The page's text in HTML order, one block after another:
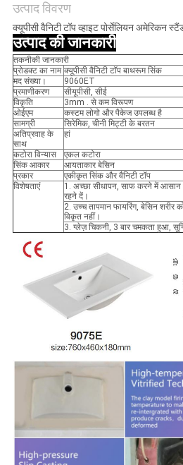
उत्पाद विवरण
क्यूपीसी वैनिटी टॉप व्हाइट पोर्सेलियन अमेरिकन
उत्पाद की जानकारी
तकनीकी जानकारी
प्रोडक्ट का नाम क्यूपीसी वैनिटी टॉप बाथरूम सिंक
मद संख्या।
9060ET
प्रमाणीकरण
सीयूपीसी, सीई
विकृति
3mm . से कम विरूपण
ओईएम
कस्टम लोगो और पैकेज उपलब्ध है
सामग्री
सिरेमिक, चीनी मिट्टी के बरतन
अतिप्रवाह के
साथ
हां
कटोरा विन्यास
एकल कटोरा
सिंक आकार
आयताकार बेसिन
प्रकार
एकीकृत सिंक और वैनिटी टॉप
विशेषताएं
1. अच्छा सीधापन, साफ करने में
रहने दें।
2. उच्च तापमान फायरिंग, बेसिन
विकृत नहीं।
3. ग्लेज़ चिकनी, 3 बार चमकता हुआ,